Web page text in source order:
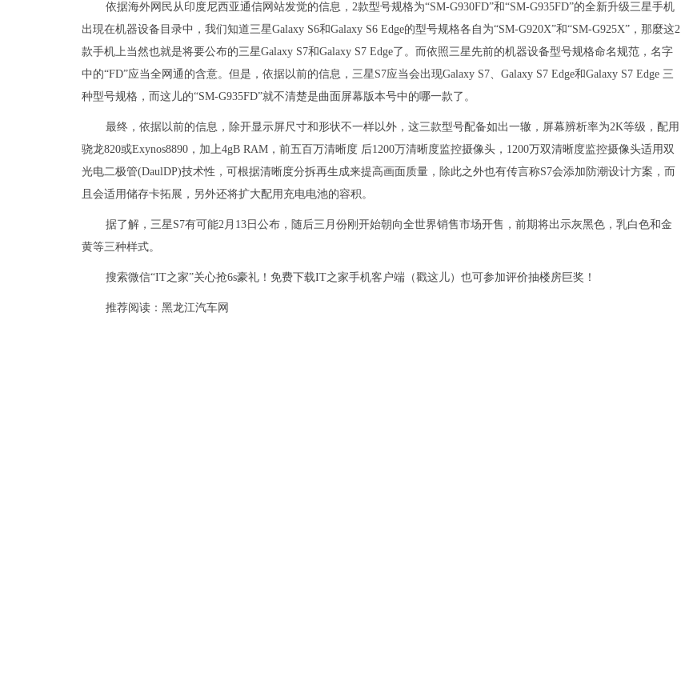
依据海外网民从印度尼西亚通信网站发觉的信息，2款型号规格为“SM-G930FD”和“SM-G935FD”的全新升级三星手机
出現在机器设备目录中，我们知道三星Galaxy S6和Galaxy S6 Edge的型号规格各自为“SM-G920X”和“SM-G925X”，那麼这2
款手机上当然也就是将要公布的三星Galaxy S7和Galaxy S7 Edge了。而依照三星先前的机器设备型号规格命名规范，名字
中的“FD”应当全网通的含意。但是，依据以前的信息，三星S7应当会出现Galaxy S7、Galaxy S7 Edge和Galaxy S7 Edge 三
种型号规格，而这儿的“SM-G935FD”就不清楚是曲面屏幕版本号中的哪一款了。
最终，依据以前的信息，除开显示屏尺寸和形状不一样以外，这三款型号配备如出一辙，屏幕辨析率为2K等级，配用
骁龙820或Exynos8890，加上4gB RAM，前五百万清晰度 后1200万清晰度监控摄像头，1200万双清晰度监控摄像头适用双
光电二极管(DaulDP)技术性，可根据清晰度分拆再生成来提高画面质量，除此之外也有传言称S7会添加防潮设计方案，而
且会适用储存卡拓展，另外还将扩大配用充电电池的容积。
据了解，三星S7有可能2月13日公布，随后三月份刚开始朝向全世界销售市场开售，前期将出示灰黑色，乳白色和金
黄等三种样式。
搜索微信“IT之家”关心抢6s豪礼！免费下载IT之家手机客户端（戳这儿）也可参加评价抽楼房巨奖！
推荐阅读： 黑龙江汽车网